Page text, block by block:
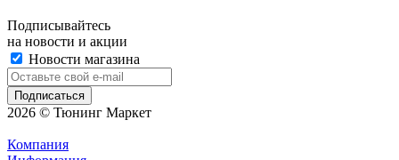
Подписывайтесь
на новости и акции
Новости магазина
2026 © Тюнинг Маркет
Компания